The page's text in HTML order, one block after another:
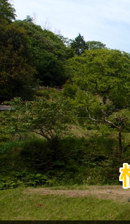
棚田・里山・古代米・鮒プロ